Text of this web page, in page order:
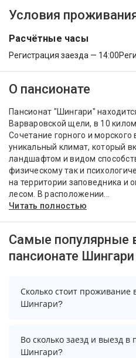
Условия
Расчётные часы
Регистрация заезда — 14:00
О пансионате
Пансионат "Шингари"
Варваровской щели, в 10
Сочетание горного и морского
уникальный климат, который
ландшафтом и видом
физическому так и
на территории заповедника
лесом. В расположении...
Читать полностью
Самые популярные
пансионате Шингари
Сколько стоит проживание
Шингари?
Стоимость проживания в
начинается от 3150 рублей.
Во сколько заезд и выезд в
Шингари?